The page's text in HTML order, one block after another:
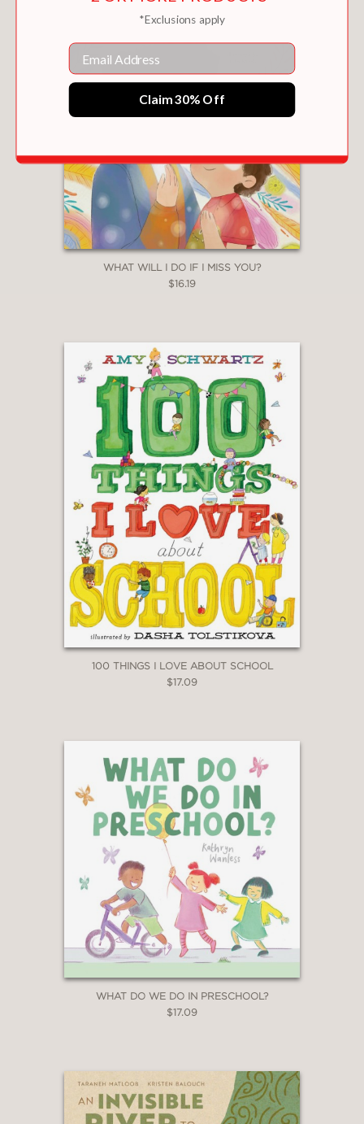
WHAT WILL I DO IF I MISS YOU?
$16.19
100 THINGS I LOVE ABOUT SCHOOL
$17.09
WHAT DO WE DO IN PRESCHOOL?
$17.09
*Exclusions apply
Email
Claim 30% Off